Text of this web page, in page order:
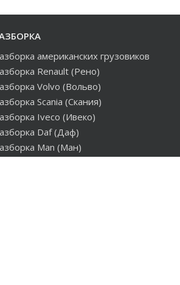
американских грузовиков
Renault (Рено)
Volvo (Вольво)
Scania (Скания)
Iveco (Ивеко)
Daf (Даф)
Man (Ман)